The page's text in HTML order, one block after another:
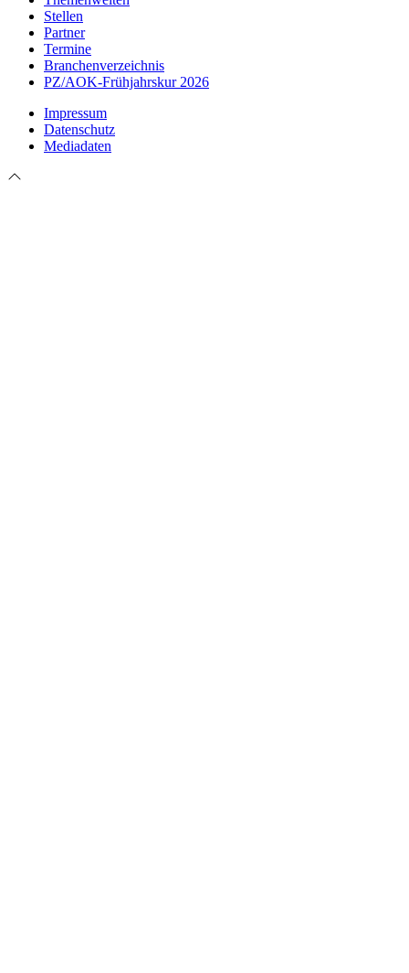
Stellen
Partner
Termine
Branchenverzeichnis
PZ/AOK-Frühjahrskur 2026
Impressum
Datenschutz
Mediadaten